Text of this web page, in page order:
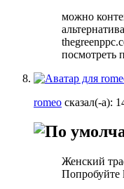
можно
посмотреть
romeo сказал(-а):
Женский
Попробуйте